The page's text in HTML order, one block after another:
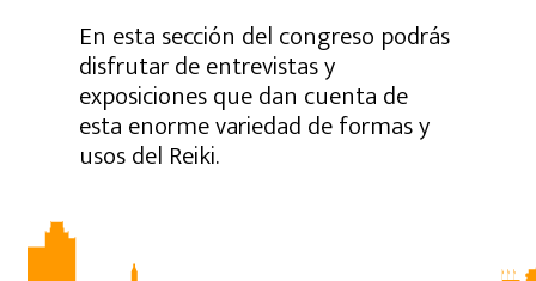
En esta sección del congreso podrás
disfrutar de entrevistas y
exposiciones que dan cuenta de
esta enorme variedad de formas y
usos del Reiki.